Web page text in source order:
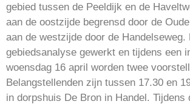
gebied tussen de Peeldijk en de
aan de oostzijde begrensd door de
aan de westzijde door de Handelseweg.
gebiedsanalyse gewerkt en tijdens een
woensdag 16 april worden twee
Belangstellenden zijn tussen 17.30 en
in dorpshuis De Bron in Handel. Tijdens